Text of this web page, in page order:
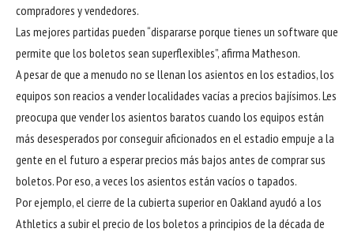
compradores y vendedores.
Las mejores partidas pueden “dispararse porque tienes un software que
permite que los boletos sean superflexibles”, afirma Matheson.
A pesar de que a menudo no se llenan los asientos en los estadios, los
equipos son reacios a vender localidades vacías a precios bajísimos. Les
preocupa que vender los asientos baratos cuando los equipos están
más desesperados por conseguir aficionados en el estadio empuje a la
gente en el futuro a esperar precios más bajos antes de comprar sus
boletos. Por eso, a veces los asientos están vacíos o tapados.
Por ejemplo, el cierre de la cubierta superior en Oakland ayudó a los
Athletics a subir el precio de los boletos a principios de la década de